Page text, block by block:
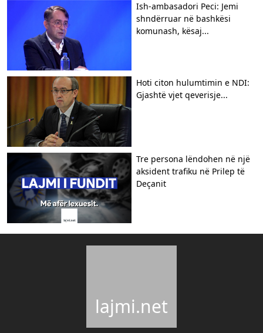
Ish-ambasadori Peci: Jemi
shndërruar në bashkësi
komunash, kësaj...
Hoti citon hulumtimin e NDI:
Gjashtë vjet qeverisje...
Tre persona lëndohen në një
aksident trafiku në Prilep të
Deçanit
lajmi.net